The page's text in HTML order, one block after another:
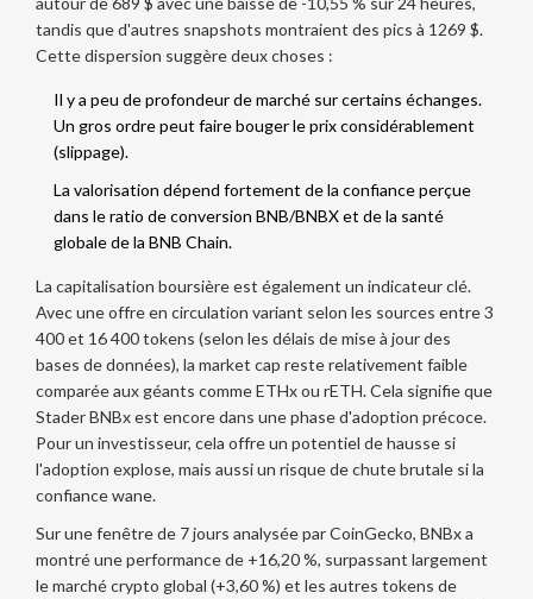
tandis que d'autres snapshots montraient des pics à 1269 $.
Cette dispersion suggère deux choses :
Il y a peu de profondeur de marché sur certains échanges.
Un gros ordre peut faire bouger le prix considérablement
(slippage).
La valorisation dépend fortement de la confiance perçue
dans le ratio de conversion BNB/BNBX et de la santé
globale de la BNB Chain.
La capitalisation boursière est également un indicateur clé.
Avec une offre en circulation variant selon les sources entre 3
400 et 16 400 tokens (selon les délais de mise à jour des
bases de données), la market cap reste relativement faible
comparée aux géants comme ETHx ou rETH. Cela signifie que
Stader BNBxest encore dans une phase d'adoption précoce.
Pour un investisseur, cela offre un potentiel de hausse si
l'adoption explose, mais aussi un risque de chute brutale si la
confiance wane.
Sur une fenêtre de 7 jours analysée par CoinGecko, BNBx a
montré une performance de +16,20 %, surpassant largement
le marché crypto global (+3,60 %) et les autres tokens de